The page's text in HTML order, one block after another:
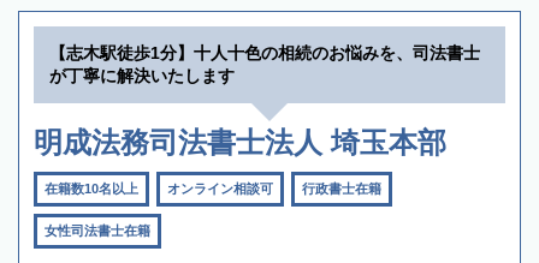
【志木駅徒歩1分】十人十色の相続のお悩みを、司法書士
が丁寧に解決いたします
明成法務司法書士法人 埼玉本部
在籍数10名以上 オンライン相談可 行政書士在籍
女性司法書士在籍